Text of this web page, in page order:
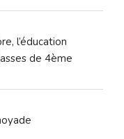
l’éducation
de 4ème